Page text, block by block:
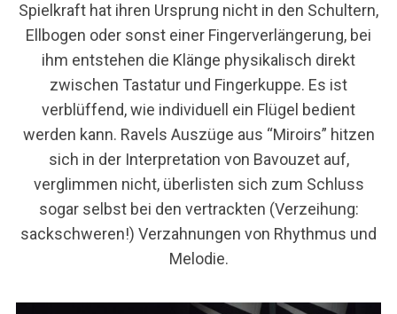
Spielkraft hat ihren Ursprung nicht in den Schultern,
Ellbogen oder sonst einer Fingerverlängerung, bei
ihm entstehen die Klänge physikalisch direkt
zwischen Tastatur und Fingerkuppe. Es ist
verblüffend, wie individuell ein Flügel bedient
werden kann. Ravels Auszüge aus “Miroirs” hitzen
sich in der Interpretation von Bavouzet auf,
verglimmen nicht, überlisten sich zum Schluss
sogar selbst bei den vertrackten (Verzeihung:
sackschweren!) Verzahnungen von Rhythmus und
Melodie.